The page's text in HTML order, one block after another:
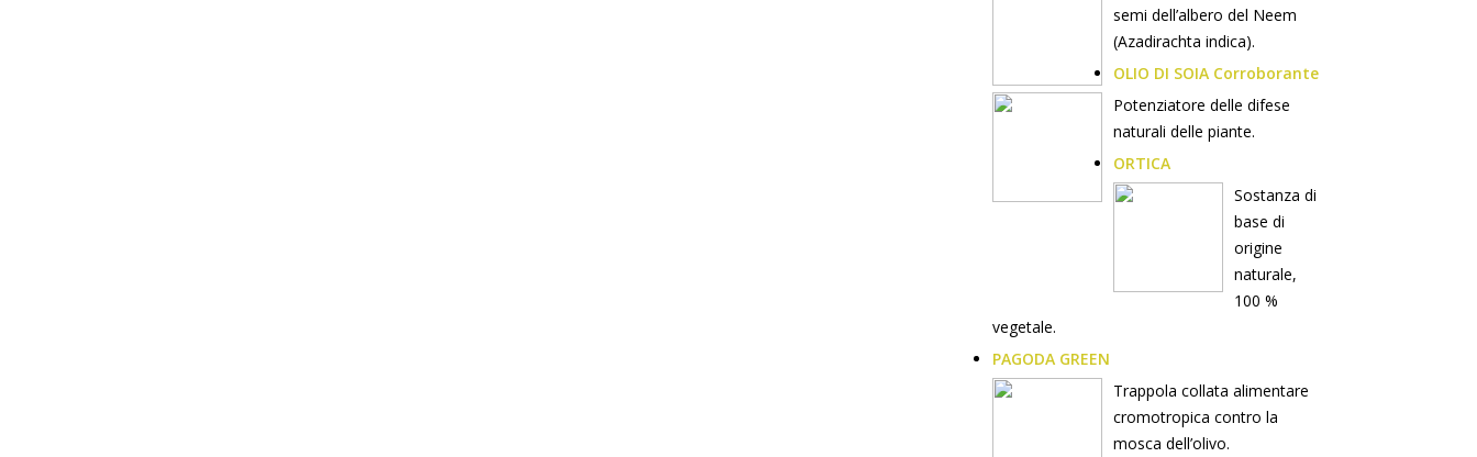
semi dell’albero del Neem
(Azadirachta indica).
OLIO DI SOIA Corroborante
Potenziatore delle difese
naturali delle piante.
ORTICA
Sostanza di
base di
origine
naturale,
100 %
vegetale.
PAGODA GREEN
Trappola collata alimentare
cromotropica contro la
mosca dell’olivo.